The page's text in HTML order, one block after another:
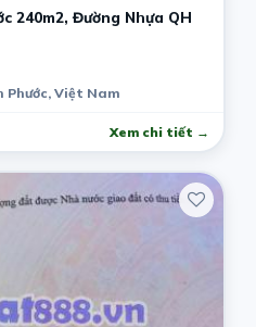
240m2, Đường Nhựa QH
Phước, Việt Nam
Xem chi tiết →